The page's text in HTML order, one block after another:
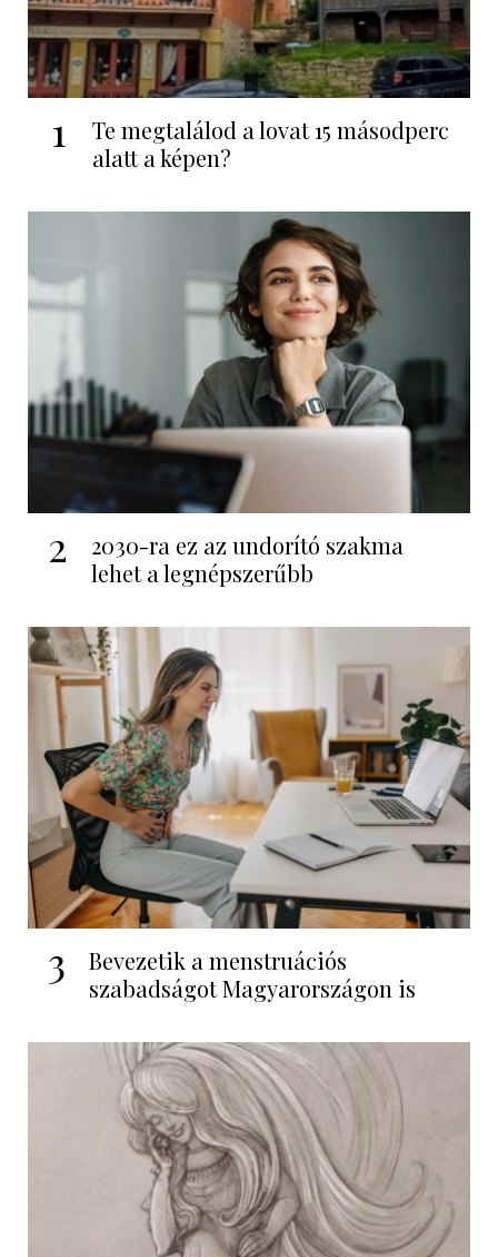
1
Te megtalálod a lovat 15 másodperc
alatt a képen?
2
2030-ra ez az undorító szakma
lehet a legnépszerűbb
3
Bevezetik a menstruációs
szabadságot Magyarországon is